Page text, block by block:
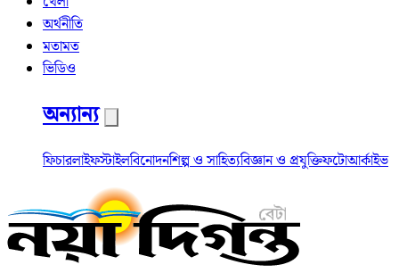
অর্থনীতি
মতামত
ভিডিও
অন্যান্য
ফিচারলাইফস্টাইলবিনোদনশিল্প ও সাহিত্যবিজ্ঞান ও প্রযুক্তিফটোআর্কাইভ